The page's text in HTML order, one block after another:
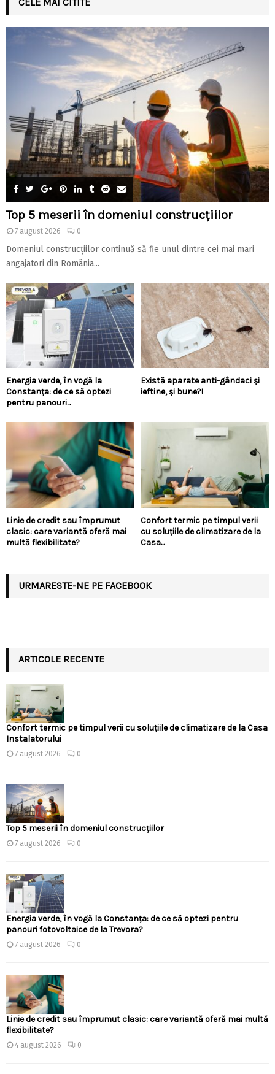
Top 5 meserii în domeniul construcțiilor
7 august 2026 0
Domeniul construcțiilor continuă să fie unul dintre cei mai mari
angajatori din România...
Energia verde, în vogă la
Constanța: de ce să optezi
pentru panouri...
Există aparate anti-gândaci și
ieftine, și bune?!
Linie de credit sau împrumut
clasic: care variantă oferă mai
multă flexibilitate?
Confort termic pe timpul verii
cu soluțiile de climatizare de la
Casa...
URMARESTE-NE PE FACEBOOK
ARTICOLE RECENTE
Confort termic pe timpul verii cu soluțiile de climatizare de la Casa
Instalatorului
7 august 2026 0
Top 5 meserii în domeniul construcțiilor
7 august 2026 0
Energia verde, în vogă la Constanța: de ce să optezi pentru
panouri fotovoltaice de la Trevora?
7 august 2026 0
Linie de credit sau împrumut clasic: care variantă oferă mai multă
flexibilitate?
4 august 2026 0